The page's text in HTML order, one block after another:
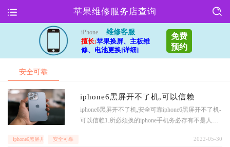
苹果维修服务店查询
iPhone
维修客服
擅长:苹果换屏、主板维
修、电池更换[详细]
免费
预约
安全可靠
iphone6黑屏开不了机,可以信赖
iphone6黑屏开不了机,安全可靠iphone6黑屏开不了机-
可以信赖1.所必须换的iphone手机务必存有不是人为
为因素毁坏,则没有在质保换机范畴内,2.换机时手机
iphone6黑屏开不了机安全可靠 2022-05-30